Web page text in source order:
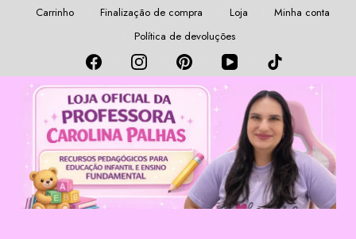
Carrinho Finalização de compra Loja
Minha conta
Política de devoluções